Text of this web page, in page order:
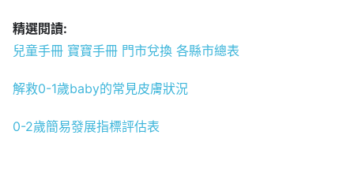
精選閱讀:
兒童手冊 寶寶手冊 門市兌換 各縣市總表
解救0-1歲baby的常見皮膚狀況
0-2歲簡易發展指標評估表